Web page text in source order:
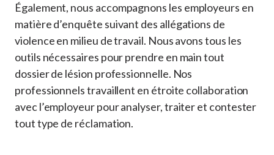
Également, nous accompagnons les employeurs en
matière d’enquête suivant des allégations de
violence en milieu de travail. Nous avons tous les
outils nécessaires pour prendre en main tout
dossier de lésion professionnelle. Nos
professionnels travaillent en étroite collaboration
avec l’employeur pour analyser, traiter et contester
tout type de réclamation.